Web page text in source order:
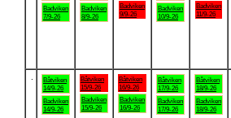
Badviken
7/9-26
Badviken
8/9-26
Badviken
9/9-26
Badviken
10/9-26
Badviken
11/9-26
Båtviken
14/9-26
Badviken
14/9-26
Båtviken
15/9-26
Badviken
15/9-26
Båtviken
16/9-26
Badviken
16/9-26
Båtviken
17/9-26
Badviken
17/9-26
Båtviken
18/9-26
Badviken
18/9-26